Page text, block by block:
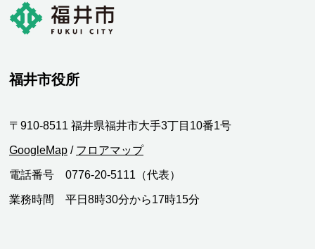
福井市役所
〒910-8511 福井県福井市大手3丁目10番1号
GoogleMap / フロアマップ
電話番号 0776-20-5111（代表）
業務時間 平日8時30分から17時15分